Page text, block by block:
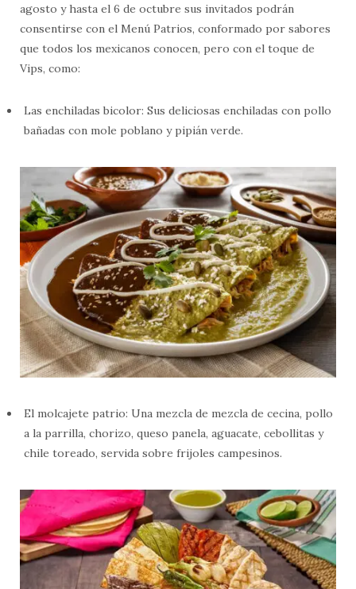
agosto y hasta el 6 de octubre sus invitados podrán
consentirse con el Menú Patrios, conformado por sabores
que todos los mexicanos conocen, pero con el toque de
Vips, como:
Las enchiladas bicolor: Sus deliciosas enchiladas con pollo
bañadas con mole poblano y pipián verde.
El molcajete patrio: Una mezcla de mezcla de cecina, pollo
a la parrilla, chorizo, queso panela, aguacate, cebollitas y
chile toreado, servida sobre frijoles campesinos.